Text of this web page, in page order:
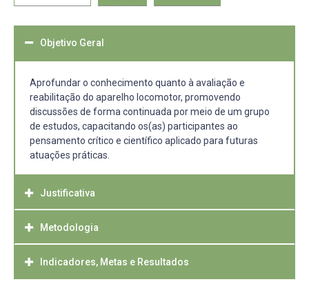
Objetivo Geral
Aprofundar o conhecimento quanto à avaliação e
reabilitação do aparelho locomotor, promovendo
discussões de forma continuada por meio de um grupo
de estudos, capacitando os(as) participantes ao
pensamento crítico e científico aplicado para futuras
atuações práticas.
Justificativa
A fisioterapia musculoesquelética caracteriza-se como
um dos grandes campos de atuação do profissional
fisioterapeuta, a qual tem como objetivo avaliar, propor
Metodologia
Ênfase no Ensino:
-Reuniões quinzenais (2h) do grupo, com a seguinte
Indicadores, Metas e Resultados